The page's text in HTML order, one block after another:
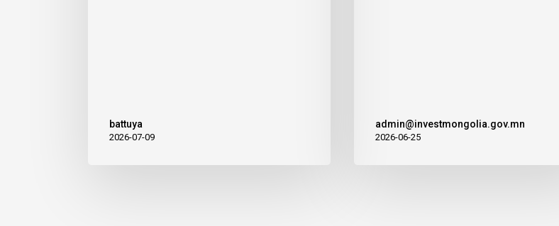
battuya
2026-07-09
admin@investmongolia.gov.mn
2026-06-25